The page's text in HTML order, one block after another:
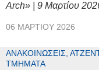
Arch» | 9 Μαρτίου
06 ΜΑΡΤΊΟΥ 2026
ΑΝΑΚΟΙΝΏΣΕΙΣ,
ΤΜΉΜΑΤΑ